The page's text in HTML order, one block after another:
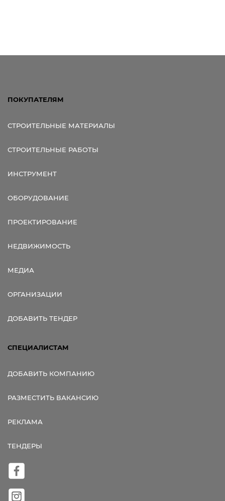
ПОКУПАТЕЛЯМ
СТРОИТЕЛЬНЫЕ МАТЕРИАЛЫ
СТРОИТЕЛЬНЫЕ РАБОТЫ
ИНСТРУМЕНТ
ОБОРУДОВАНИЕ
ПРОЕКТИРОВАНИЕ
НЕДВИЖИМОСТЬ
МЕДИА
ОРГАНИЗАЦИИ
ДОБАВИТЬ ТЕНДЕР
СПЕЦИАЛИСТАМ
ДОБАВИТЬ КОМПАНИЮ
РАЗМЕСТИТЬ ВАКАНСИЮ
РЕКЛАМА
ТЕНДЕРЫ